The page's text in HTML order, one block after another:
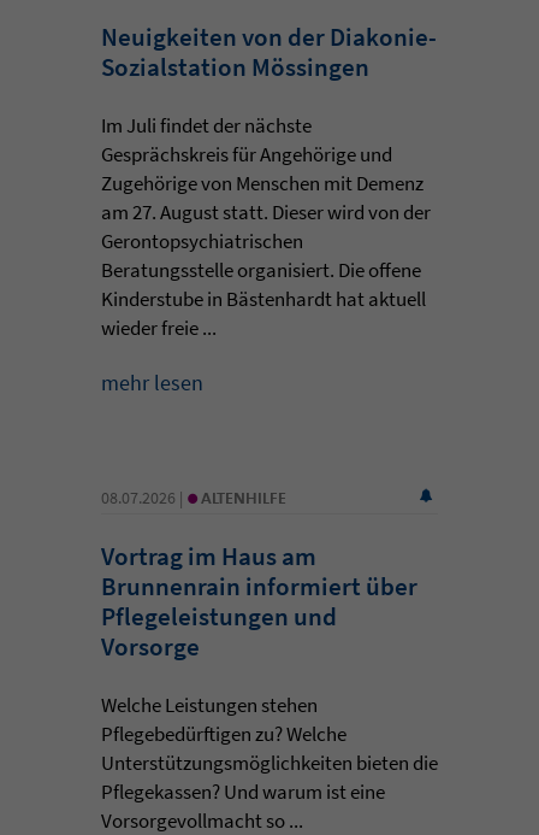
Neuigkeiten von der Diakonie-
Sozialstation Mössingen
Im Juli findet der nächste
Gesprächskreis für Angehörige und
Zugehörige von Menschen mit Demenz
am 27. August statt. Dieser wird von der
Gerontopsychiatrischen
Beratungsstelle organisiert. Die offene
Kinderstube in Bästenhardt hat aktuell
wieder freie ...
mehr lesen
08.07.2026 | • ALTENHILFE
Vortrag im Haus am
Brunnenrain informiert über
Pflegeleistungen und
Vorsorge
Welche Leistungen stehen
Pflegebedürftigen zu? Welche
Unterstützungsmöglichkeiten bieten die
Pflegekassen? Und warum ist eine
Vorsorgevollmacht so ...